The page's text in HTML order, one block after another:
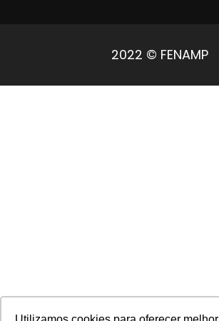
2022 © FENAMP